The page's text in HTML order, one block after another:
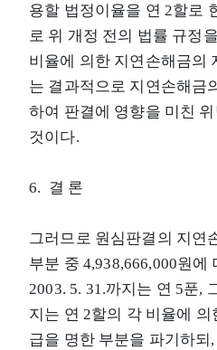
용할 법정이율을 연 2할로
로 위 개정 전의 법률 규정
비율에 의한 지연손해금의
는 결과적으로 지연손해금
하여 판결에 영향을 미친
것이다.
6. 결 론
그러므로 원심판결의 지연
부분 중 4,938,666,000원에
2003. 5. 31.까지는 연 5푼,
지는 연 2할의 각 비율에
급을 명한 부분을 파기하되